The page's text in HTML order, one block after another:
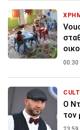
00:30
Ο
τον